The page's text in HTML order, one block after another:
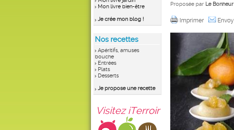
Mon livre bien-être
Je crée mon blog !
Nos recettes
Apéritifs, amuses
bouche
Entrées
Plats
Desserts
Je propose une recette
Visitez iTerroir
Proposée par Le
Imprimer